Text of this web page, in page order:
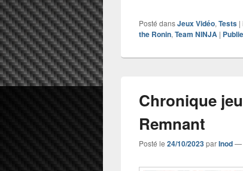
Posté dansJeux Vidéo, Tests |
the Ronin, Team NINJA |
Chronique
Remnant
Posté le 24/10/2023parInod—